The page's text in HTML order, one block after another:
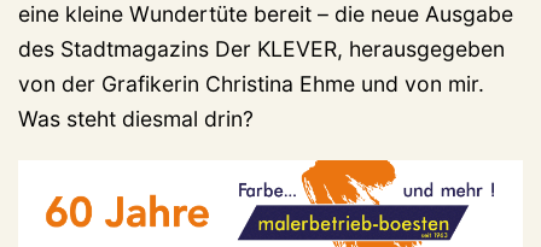
eine kleine Wundertüte bereit – die neue Ausgabe
des Stadtmagazins Der KLEVER, herausgegeben
von der Grafikerin Christina Ehme und von mir.
Was steht diesmal drin?